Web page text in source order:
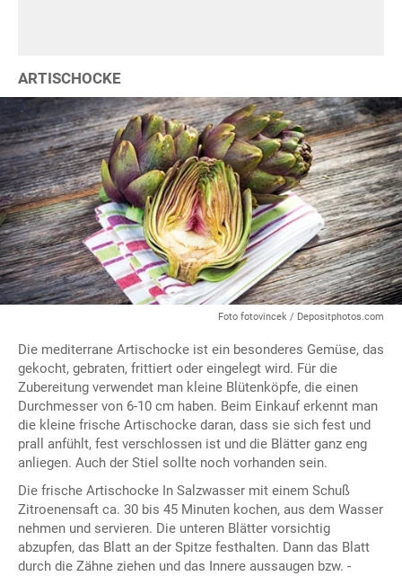
ARTISCHOCKE
Foto fotovincek / Depositphotos.com
Die mediterrane Artischocke ist ein besonderes Gemüse, das
gekocht, gebraten, frittiert oder eingelegt wird. Für die
Zubereitung verwendet man kleine Blütenköpfe, die einen
Durchmesser von 6-10 cm haben. Beim Einkauf erkennt man
die kleine frische Artischocke daran, dass sie sich fest und
prall anfühlt, fest verschlossen ist und die Blätter ganz eng
anliegen. Auch der Stiel sollte noch vorhanden sein.
Die frische Artischocke In Salzwasser mit einem Schuß
Zitroenensaft ca. 30 bis 45 Minuten kochen, aus dem Wasser
nehmen und servieren. Die unteren Blätter vorsichtig
abzupfen, das Blatt an der Spitze festhalten. Dann das Blatt
durch die Zähne ziehen und das Innere aussaugen bzw. -